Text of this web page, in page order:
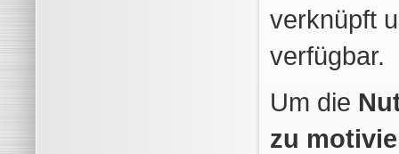
verknüpft
verfügbar.
Um die
zu